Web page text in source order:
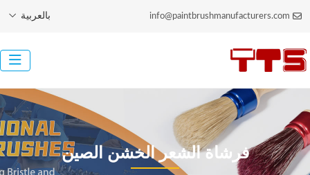
info@paintbrushmanufacturers.com بالعربية
فرشاة الشعر الخشن الصين